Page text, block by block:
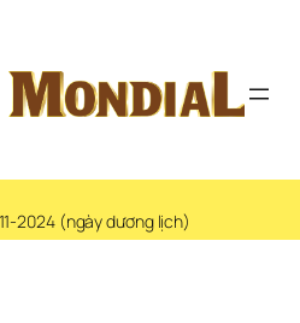
2024 (ngày dương lịch)